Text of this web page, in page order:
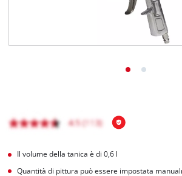
Il volume della tanica è di 0,6 l
Quantità di pittura può essere impostata